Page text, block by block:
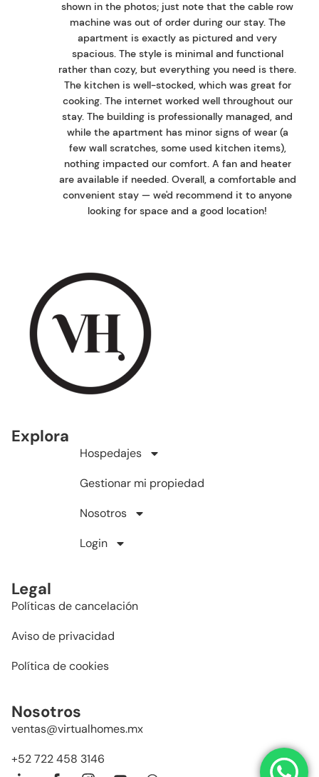
shown in the photos; just note that the cable row
machine was out of order during our stay. The
apartment is exactly as pictured and very
spacious. The style is minimal and functional
rather than cozy, but everything you need is there.
The kitchen is well-stocked, which was great for
cooking. The internet worked well throughout our
stay. The building is professionally managed, and
while the apartment has minor signs of wear (a
few wall scratches, some used kitchen items),
nothing impacted our comfort. A fan and heater
are available if needed. Overall, a comfortable and
convenient stay — we'd recommend it to anyone
looking for space and a good location!
Explora
Hospedajes
Gestionar mi propiedad
Nosotros
Login
Legal
Políticas de cancelación
Aviso de privacidad
Política de cookies
Nosotros
ventas@virtualhomes.mx
+52 722 458 3146